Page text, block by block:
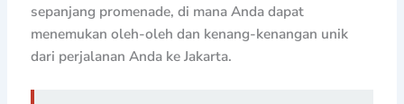
sepanjang promenade, di mana Anda dapat
menemukan oleh-oleh dan kenang-kenangan unik
dari perjalanan Anda ke Jakarta.